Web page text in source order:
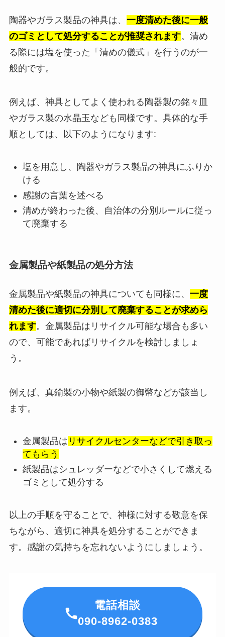
陶器やガラス製品の神具は、 一度清めた後に一般
のゴミとして処分することが推奨されます。清め
る際には塩を使った「清めの儀式」を行うのが一
般的です。
例えば、神具としてよく使われる陶器製の銘々皿
やガラス製の水晶玉なども同様です。具体的な手
順としては、以下のようになります:
塩を用意し、陶器やガラス製品の神具にふりか
ける
感謝の言葉を述べる
清めが終わった後、自治体の分別ルールに従っ
て廃棄する
金属製品や紙製品の処分方法
金属製品や紙製品の神具についても同様に、 一度
清めた後に適切に分別して廃棄することが求めら
れます。金属製品はリサイクル可能な場合も多い
ので、可能であればリサイクルを検討しましょ
う。
例えば、真鍮製の小物や紙製の御幣などが該当し
ます。
金属製品は リサイクルセンターなどで引き取っ
てもらう
紙製品はシュレッダーなどで小さくして燃える
ゴミとして処分する
以上の手順を守ることで、神様に対する敬意を保
ちながら、適切に神具を処分することができま
す。感謝の気持ちを忘れないようにしましょう。
電話相談
090-8962-0383